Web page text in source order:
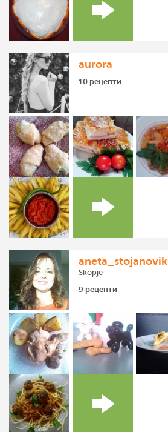
aurora
10 рецепти
aneta_stojanovik
Skopje
9 рецепти